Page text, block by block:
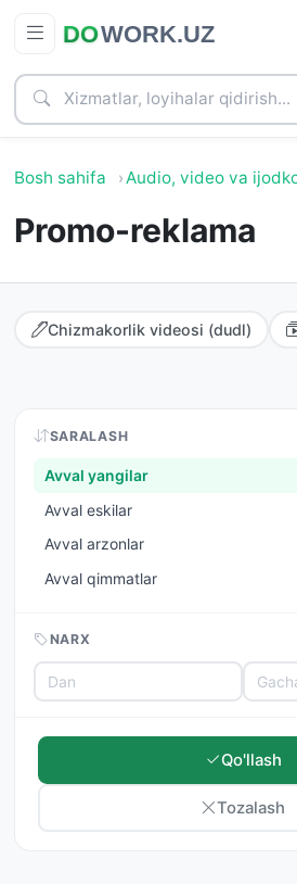
Bosh sahifa Audio, video va
Promo-reklama
Chizmakorlik videosi (dudl)
SARALASH
Avval yangilar
Avval eskilar
Avval arzonlar
Avval qimmatlar
NARX
Qo'llash
Tozalash